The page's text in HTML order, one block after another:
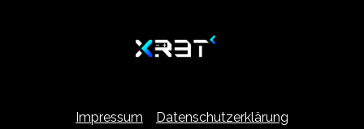
Impressum Datenschutzerklärung